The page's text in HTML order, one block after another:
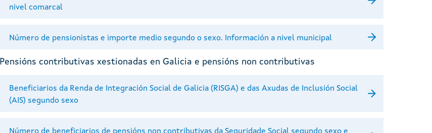
nivel comarcal
Número de pensionistas e importe medio segundo o sexo. Información a nivel municipal
Pensións contributivas xestionadas en Galicia e pensións non contributivas
Beneficiarios da Renda de Integración Social de Galicia (RISGA) e das Axudas de Inclusión Social
(AIS) segundo sexo
Número de beneficiarios de pensións non contributivas da Seguridade Social segundo sexo e